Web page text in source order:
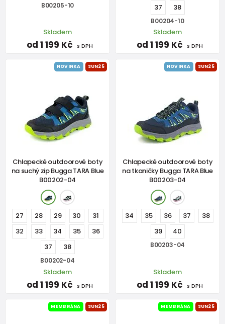
B00205-10
Skladem
od 1 199 Kč s DPH
37
38
B00204-10
Skladem
od 1 199 Kč s DPH
NOVINKA SUN25
Chlapecké outdoorové boty
na suchý zip Bugga TARA Blue
B00202-04
27 28 29 30
31
32
33 34 35
36
37
38
B00202-04
Skladem
od 1 199 Kč s DPH
NOVINKA SUN25
Chlapecké outdoorové boty
na tkaničky Bugga TARA Blue
B00203-04
34 35 36 37
38
39
40
B00203-04
Skladem
od 1 199 Kč s DPH
MEMBRÁNA SUN25 MEMBRÁNA SUN25